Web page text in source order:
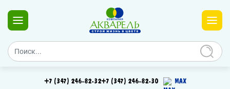
+7 (347) 246-82-32+7 (347) 246-82-30 MAX